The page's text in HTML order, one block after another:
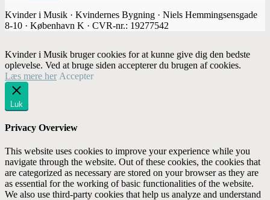
Kvinder i Musik · Kvindernes Bygning · Niels Hemmingsensgade
8-10 · København K · CVR-nr.: 19277542
Kvinder i Musik bruger cookies for at kunne give dig den bedste
oplevelse. Ved at bruge siden accepterer du brugen af cookies.
Læs mere her Accepter
Luk
Privacy Overview
This website uses cookies to improve your experience while you
navigate through the website. Out of these cookies, the cookies that
are categorized as necessary are stored on your browser as they are
as essential for the working of basic functionalities of the website.
We also use third-party cookies that help us analyze and understand